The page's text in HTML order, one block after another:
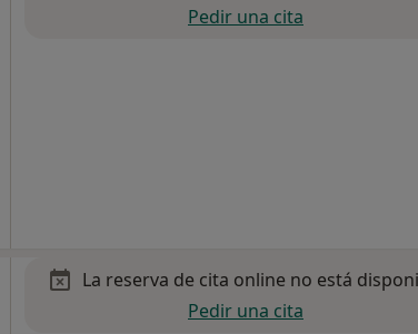
Pedir una cita
La reserva de cita online no está
Pedir una cita